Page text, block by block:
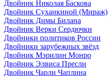
Двойник Николая Баскова
Двойник Суханкиной (Мираж)
Двойник Димы Билана
Двойник Верки Сердючки
Двойники политиков России
Двойники зарубежных звёзд
Двойник Мэрилин Монро
Двойник Элвиса Пресли
Двойник Чарли Чаплина